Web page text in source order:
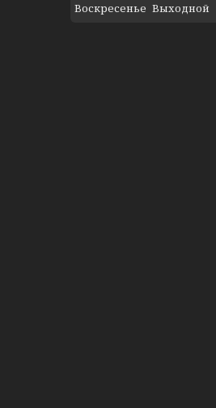
Воскресенье Выходной